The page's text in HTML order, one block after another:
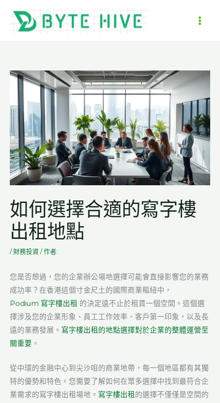
如何選擇合適的寫字樓
出租地點
/ 財務投資 / 作者:
您是否想過，您的企業辦公場地選擇可能會直接影響您的業務
成功率？在香港這個寸金尺土的國際商業樞紐中，
Podium 寫字樓出租 的決定遠不止於租賃一個空間。這個選
擇涉及您的企業形象、員工工作效率、客戶第一印象，以及長
遠的業務發展。 寫字樓出租的地點選擇對於企業的整體運營至
關重要 。
從中環的金融中心到尖沙咀的商業地帶，每一個地區都有其獨
特的優勢和特色。您需要了解如何在眾多選擇中找到最符合企
業需求的寫字樓出租場地。 寫字樓出租 的選擇不僅僅是空間的